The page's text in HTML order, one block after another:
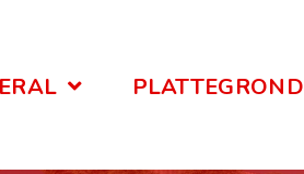
PLATTEGROND